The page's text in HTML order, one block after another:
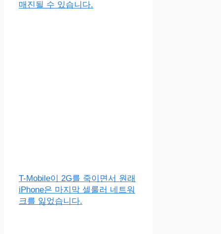
매진될 수 있습니다.
T-Mobile이 2G를 죽이면서 원래
iPhone은 마지막 셀룰러 네트워
크를 잃었습니다.